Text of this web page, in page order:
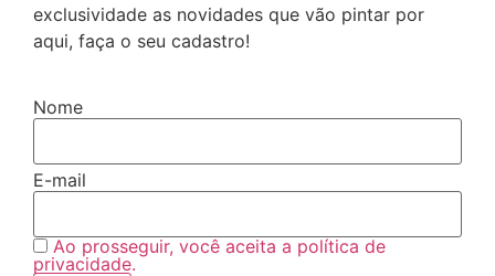
exclusividade as novidades que vão pintar por
aqui, faça o seu cadastro!
Nome
E-mail
Ao prosseguir, você aceita a política de
privacidade.